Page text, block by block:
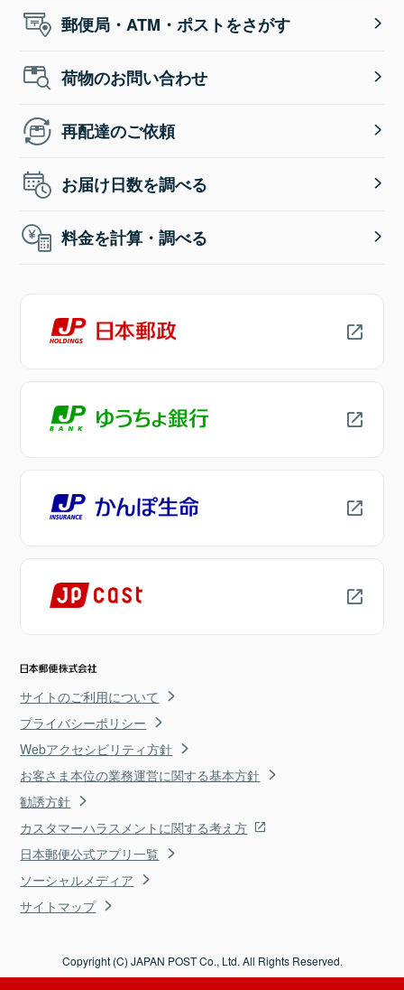
郵便局・ATM・ポストをさがす
荷物のお問い合わせ
再配達のご依頼
お届け日数を調べる
料金を計算・調べる
サイトのご利用について
プライバシーポリシー
Webアクセシビリティ方針
お客さま本位の業務運営に関する基本方針
勧誘方針
カスタマーハラスメントに関する考え方
日本郵便公式アプリ一覧
ソーシャルメディア
サイトマップ
Copyright (C) JAPAN POST Co., Ltd. All Rights Reserved.